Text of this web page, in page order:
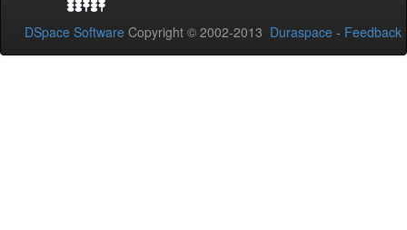
DSpace Software Copyright © 2002-2013 Duraspace - Feedback